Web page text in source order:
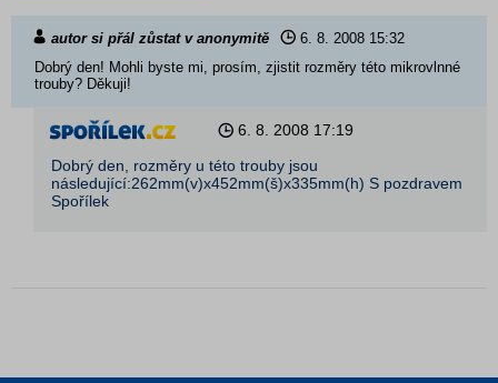
autor si přál zůstat v anonymitě 6. 8. 2008 15:32
Dobrý den! Mohli byste mi, prosím, zjistit rozměry této mikrovlnné
trouby? Děkuji!
6. 8. 2008 17:19
Dobrý den, rozměry u této trouby jsou
následující:262mm(v)x­452mm(š)x335mm(h) S pozdravem
Spořílek